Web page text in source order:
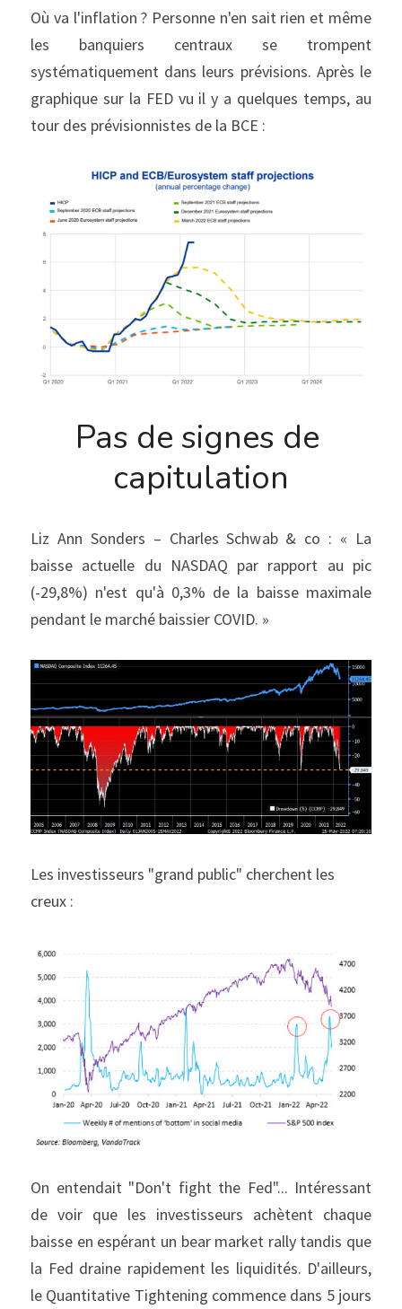
Où va l'inflation ? Personne n'en sait rien et même
les banquiers centraux se trompent
systématiquement dans leurs prévisions. Après le
graphique sur la FED vu il y a quelques temps, au
tour des prévisionnistes de la BCE :
Pas de signes de
capitulation
Liz Ann Sonders – Charles Schwab & co : « La
baisse actuelle du NASDAQ par rapport au pic
(-29,8%) n'est qu'à 0,3% de la baisse maximale
pendant le marché baissier COVID. »
Les investisseurs "grand public" cherchent les
creux :
On entendait "Don't fight the Fed"... Intéressant
de voir que les investisseurs achètent chaque
baisse en espérant un bear market rally tandis que
la Fed draine rapidement les liquidités. D'ailleurs,
le Quantitative Tightening commence dans 5 jours